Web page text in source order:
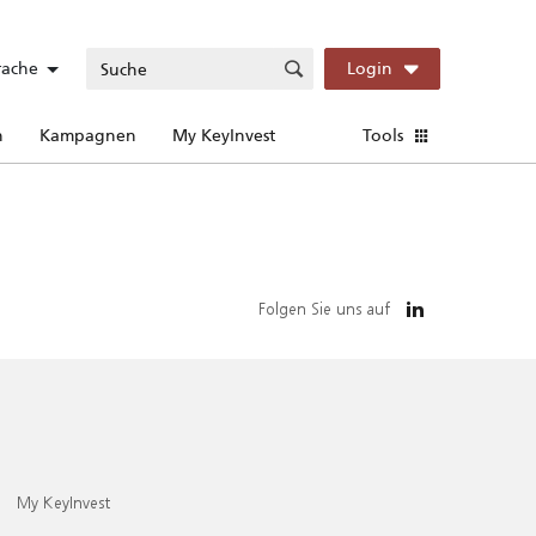
Login
Kampagnen My KeyInvest Tools
Folgen Sie uns auf
My KeyInvest